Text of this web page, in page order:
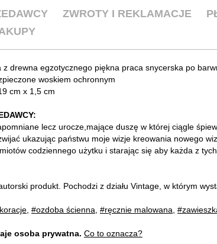
ZWROTY I REKLAMACJE
z drewna egzotycznego piękna praca snycerska po
woskiem ochronnym
cm x 1,5 cm
lecz urocze,mające duszę w której ciągle
ukazując państwu moje wizje kreowania nowego
codziennego użytku i starając się aby każda z
produkt. Pochodzi z działu Vintage, w którym
#ozdoba ścienna #ręcznie malowana
osoba prywatna. Co to oznacza?